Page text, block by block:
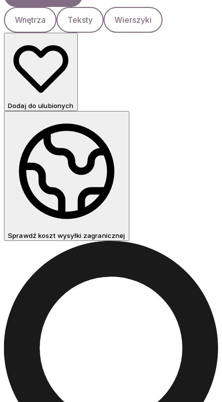
Wnętrza Teksty Wierszyki
Dodaj do ulubionych
Sprawdź koszt wysyłki zagranicznej